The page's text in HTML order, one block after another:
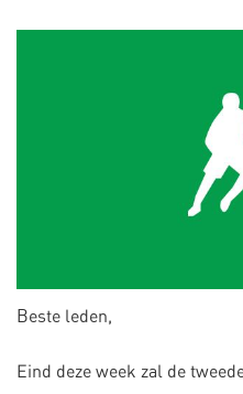
Beste leden,
Eind deze week zal de